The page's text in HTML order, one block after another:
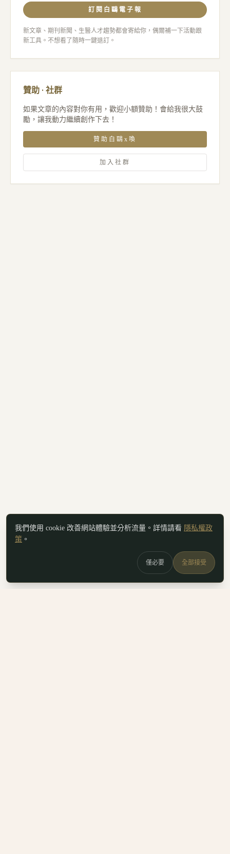
訂閱白鷗電子報
新文章、期刊新聞、生醫人才趨勢都會寄給你，偶爾補一下活動跟
新工具。不想看了隨時一鍵退訂。
贊助 · 社群
如果文章的內容對你有用，歡迎小額贊助！會給我很大鼓
勵，讓我動力繼續創作下去！
贊助白鷗x喚
加入社群
我們使用 cookie 改善網站體驗並分析流量。詳情請看 隱私權政
策 。
僅必要 全部接受